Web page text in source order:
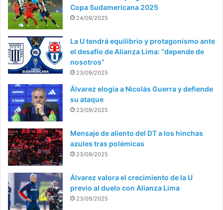
Copa Sudamericana 2025
24/09/2025
La U tendrá equilibrio y protagonismo ante
el desafío de Alianza Lima: “depende de
nosotros”
23/09/2025
Álvarez elogia a Nicolás Guerra y defiende
su ataque
23/09/2025
Mensaje de aliento del DT a los hinchas
azules tras polémicas
23/09/2025
Álvarez valora el crecimiento de la U
previo al duelo con Alianza Lima
23/09/2025